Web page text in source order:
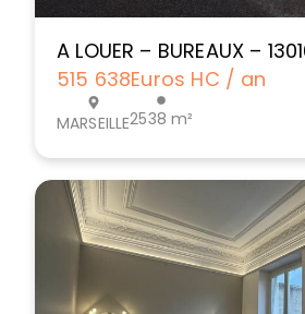
A LOUER – BUREAUX –
515 638Euros HC / an
MARSEILLE2538 m²